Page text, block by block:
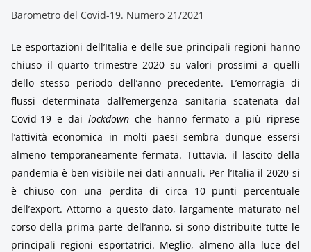
Barometro del Covid-19. Numero 21/2021
Le esportazioni dell’Italia e delle sue principali regioni hanno
chiuso il quarto trimestre 2020 su valori prossimi a quelli
dello stesso periodo dell’anno precedente. L’emorragia di
flussi determinata dall’emergenza sanitaria scatenata dal
Covid-19 e dai lockdown che hanno fermato a più riprese
l’attività economica in molti paesi sembra dunque essersi
almeno temporaneamente fermata. Tuttavia, il lascito della
pandemia è ben visibile nei dati annuali. Per l’Italia il 2020 si
è chiuso con una perdita di circa 10 punti percentuale
dell’export. Attorno a questo dato, largamente maturato nel
corso della prima parte dell’anno, si sono distribuite tutte le
principali regioni esportatrici. Meglio, almeno alla luce del